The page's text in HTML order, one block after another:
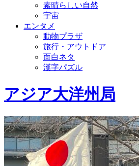
素晴らしい自然
宇宙
エンタメ
動物プラザ
旅行・アウトドア
面白ネタ
漢字パズル
アジア大洋州局